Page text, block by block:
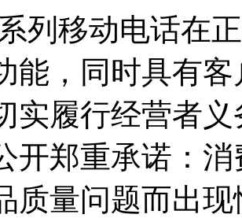
移动电话在
能，同时具有
实履行经营者
开郑重承诺：
质量问题而出